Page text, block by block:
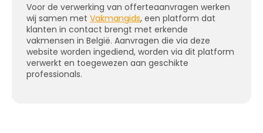
Voor de verwerking van offerteaanvragen werken
wij samen met Vakmangids, een platform dat
klanten in contact brengt met erkende
vakmensen in België. Aanvragen die via deze
website worden ingediend, worden via dit platform
verwerkt en toegewezen aan geschikte
professionals.